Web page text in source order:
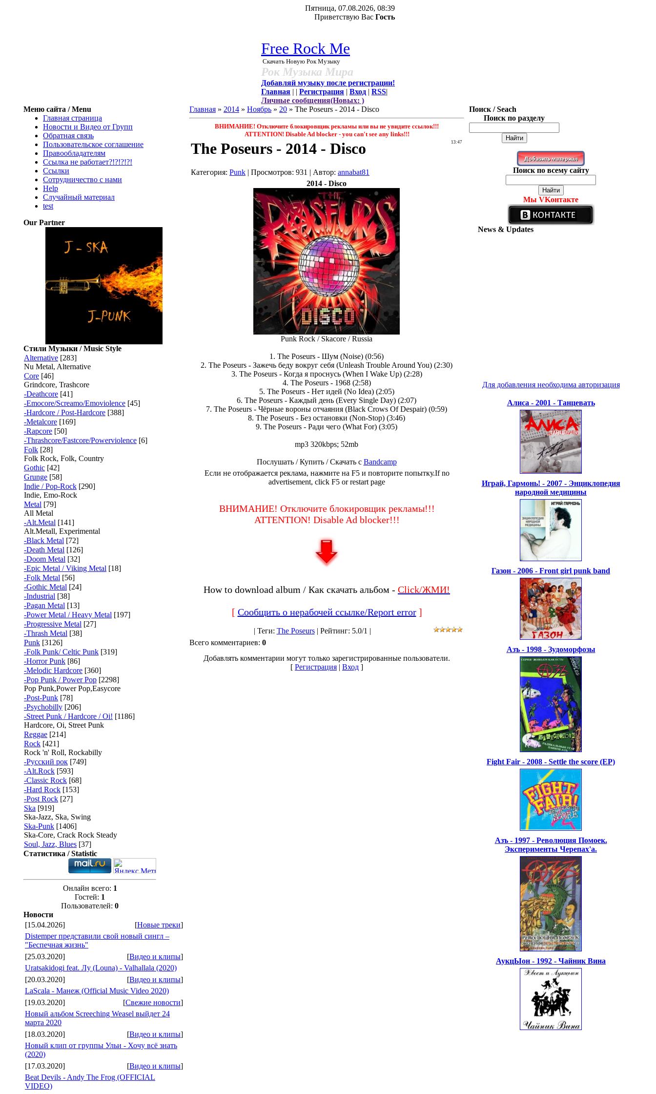
Пятница, 07.08.2026, 08:39
Приветствую Вас Гость
Free Rock Me
Скачать Новую Рок Музыку
Рок Музыка Мира
Добавляй музыку после регистрации!
Главная | | Регистрация | Вход | RSS|
Личные сообщения(Новых: )
Меню сайта / Menu
Главная страница
Новости и Видео от Групп
Обратная связь
Пользовательское соглашение
Правообладателям
Ссылка не работает?!?!?!?!
Ссылки
Сотрудничество с нами
Help
Cлучайный материал
test
Our Partner
Стили Музыки / Music Style
Alternative [283]
Nu Metal, Alternative
Core [46]
Grindcore, Trashcore
-Deathcore [41]
-Emocore/Screamo/Emoviolence [45]
-Hardcore / Post-Hardcore [388]
-Metalcore [169]
-Rapcore [50]
-Thrashcore/Fastcore/Powerviolence [6]
Folk [28]
Folk Rock, Folk, Country
Gothic [42]
Grunge [58]
Indie / Pop-Rock [290]
Indie, Emo-Rock
Metal [79]
All Metal
-Alt.Metal [141]
Alt.Metall, Experimental
-Black Metal [72]
-Death Metal [126]
-Doom Metal [32]
-Epic Metal / Viking Metal [18]
-Folk Metal [56]
-Gothic Metal [24]
-Industrial [38]
-Pagan Metal [13]
-Power Metal / Heavy Metal [197]
-Progressive Metal [27]
-Thrash Metal [38]
Punk [3126]
-Folk Punk/ Celtic Punk [319]
-Horror Punk [86]
-Melodic Hardcore [360]
-Pop Punk / Power Pop [2298]
Pop Punk,Power Pop,Easycore
-Post-Punk [78]
-Psychobilly [206]
-Street Punk / Hardcore / Oi! [1186]
Hardcore, Oi, Street Punk
Reggae [214]
Rock [421]
Rock 'n' Roll, Rockabilly
-Русский рок [749]
-Alt.Rock [593]
-Classic Rock [68]
-Hard Rock [153]
-Post Rock [27]
Ska [919]
Ska-Jazz, Ska, Swing
Ska-Punk [1406]
Ska-Core, Crack Rock Steady
Soul, Jazz, Blues [37]
Статистика / Statistic
Онлайн всего: 1
Гостей: 1
Пользователей: 0
Новости
[15.04.2026]
[Новые треки]
Distemper представили свой новый сингл –
"Беспечная жизнь"
[25.03.2020]
[Видео и клипы]
Uratsakidogi feat. Лу (Louna) - Valhallala (2020)
[20.03.2020]
[Видео и клипы]
LaScala - Манеж (Official Music Video 2020)
[19.03.2020]
[Свежие новости]
Новый альбом Screeching Weasel выйдет 24
марта 2020
[18.03.2020]
[Видео и клипы]
Новый клип от группы Ульи - Хочу всё знать
(2020)
[17.03.2020]
[Видео и клипы]
Beat Devils - Andy The Frog (OFFICIAL
VIDEO)
Главная » 2014 » Ноябрь » 20 » The Poseurs - 2014 - Disco
ВНИМАНИЕ! Отключите блокировщик рекламы или вы не увидите ссылок!!!
ATTENTION! Disable Ad blocker - you саn't see any links!!!
13:47
The Poseurs - 2014 - Disco
Категория: Punk | Просмотров: 931 | Автор: annabat81
2014 - Disco
Punk Rock / Skacore / Russia
1. The Poseurs - Шум (Noise) (0:56)
2. The Poseurs - Зажечь беду вокруг себя (Unleash Trouble Around You) (2:30)
3. The Poseurs - Когда я проснусь (When I Wake Up) (2:28)
4. The Poseurs - 1968 (2:58)
5. The Poseurs - Нет идей (No Idea) (2:05)
6. The Poseurs - Каждый день (Every Single Day) (2:07)
7. The Poseurs - Чёрные вороны отчаяния (Black Crows Of Despair) (0:59)
8. The Poseurs - Без остановки (Non-Stop) (3:46)
9. The Poseurs - Ради чего (What For) (3:05)
mp3 320kbps; 52mb
Послушать / Купить / Скачать с Bandcamp
Если не отображается реклама, нажмите на F5 и повторите попытку.If no
advertisement, click F5 or restart page
ВНИМАНИЕ! Отключите блокировщик рекламы!!!
ATTENTION! Disable Ad blocker!!!
How to download album / Как скачать альбом - Click/ЖМИ!
[ Сообщить о нерабочей ссылке/Report error]
| Теги: The Poseurs| Рейтинг: 5.0/1 |
Всего комментариев: 0
Добавлять комментарии могут только зарегистрированные пользователи.
[ Регистрация | Вход ]
Поиск / Seach
Поиск по разделу
Поиск по всему сайту
Мы VKонтакте
News & Updates
Для добавления необходима авторизация
Алиса - 2001 - Танцевать
Играй, Гармонь! - 2007 - Энциклопедия
народной медицины
Газон - 2006 - Front girl punk band
Азъ - 1998 - Зудоморфозы
Fight Fair - 2008 - Settle the score (EP)
Азъ - 1997 - Революция Помоек.
Эксперименты Черепах'а.
АукцЫон - 1992 - Чайник Вина